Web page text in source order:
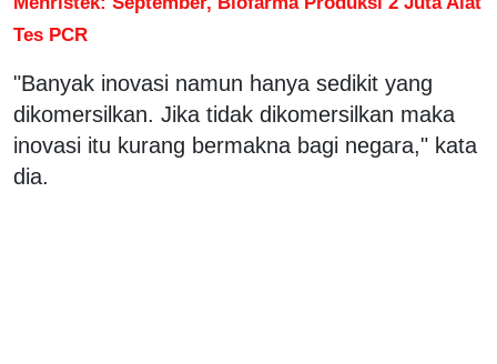
Tes PCR
"Banyak inovasi namun hanya sedikit yang
dikomersilkan. Jika tidak dikomersilkan maka
inovasi itu kurang bermakna bagi negara," kata
dia.